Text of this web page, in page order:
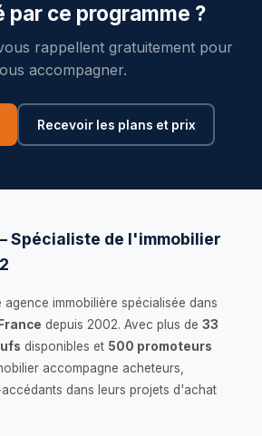
par ce programme ?
rappellent gratuitement pour
accompagner.
Recevoir les plans et prix
Spécialiste de l'immobilier
agence immobilière spécialisée dans
depuis 2002. Avec plus de 33
disponibles et 500 promoteurs
accompagne acheteurs,
dans leurs projets d'achat